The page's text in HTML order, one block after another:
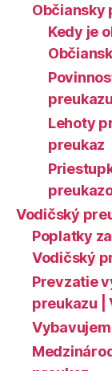
Občiansky
Kedy je
Lehoty
preukaz
Vodičský
Poplatky
Vodičský
Prevzatie
preukazu |